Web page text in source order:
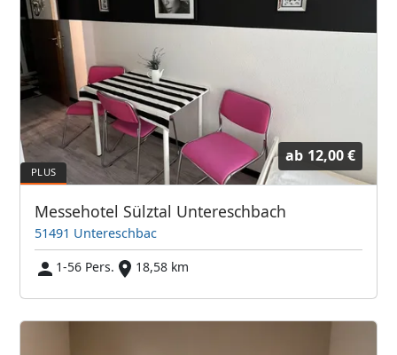
ab 12,00 €
Messehotel Sülztal Untereschbach
51491 Untereschbac
1-56 Pers.
18,58 km